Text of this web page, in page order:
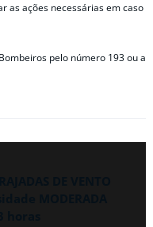
as ações necessárias em caso
pelo número 193 ou a